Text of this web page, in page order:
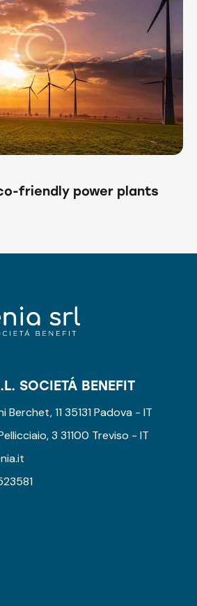
friendly power plants
SOCIETÁ BENEFIT
Berchet, 11 35131 Padova - IT
3 31100 Treviso - IT